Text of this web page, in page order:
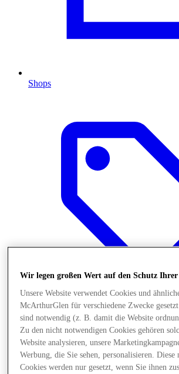
Shops
Angebote
Wir legen großen Wert auf den Schutz Ihrer
Unsere Website verwendet Cookies und
McArthurGlen für verschiedene Zwecke
sind notwendig (z. B. damit die Website
Zu den nicht notwendigen Cookies gehören
Website analysieren, unsere
Werbung, die Sie sehen, personalisieren. Diese
Cookies werden nur gesetzt, wenn Sie ihnen